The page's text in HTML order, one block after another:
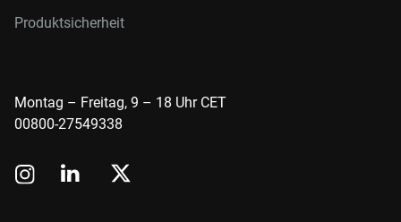
Produktsicherheit
Montag – Freitag, 9 – 18 Uhr CET
00800-27549338